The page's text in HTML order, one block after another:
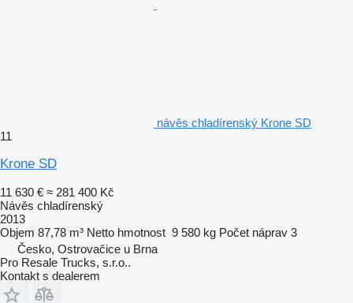
návěs chladírenský Krone SD
11
Krone SD
11 630 € ≈ 281 400 Kč
Návěs chladírenský
2013
Objem 87,78 m³ Netto hmotnost 9 580 kg Počet náprav 3
Česko, Ostrovačice u Brna
Pro Resale Trucks, s.r.o..
Kontakt s dealerem